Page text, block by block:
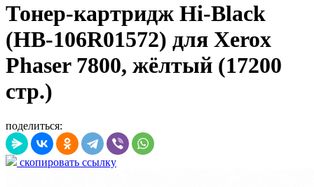
Тонер-картридж Hi-Black
(HB-106R01572) для Xerox
Phaser 7800, жёлтый (17200
стр.)
поделиться:
скопировать ссылку